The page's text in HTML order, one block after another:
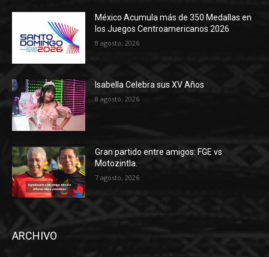
México Acumula más de 350 Medallas en
los Juegos Centroamericanos 2026
8 agosto, 2026
Isabella Celebra sus XV Años
8 agosto, 2026
Gran partido entre amigos: FGE vs
Motozintla.
7 agosto, 2026
ARCHIVO